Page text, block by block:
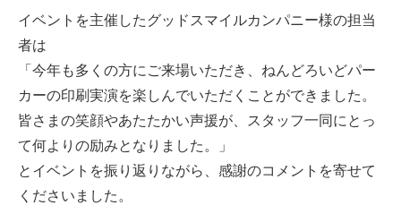
イベントを主催したグッドスマイルカンパニー様の担当
者は
「今年も多くの方にご来場いただき、ねんどろいどパー
カーの印刷実演を楽しんでいただくことができました。
皆さまの笑顔やあたたかい声援が、スタッフ一同にとっ
て何よりの励みとなりました。」
とイベントを振り返りながら、感謝のコメントを寄せて
くださいました。